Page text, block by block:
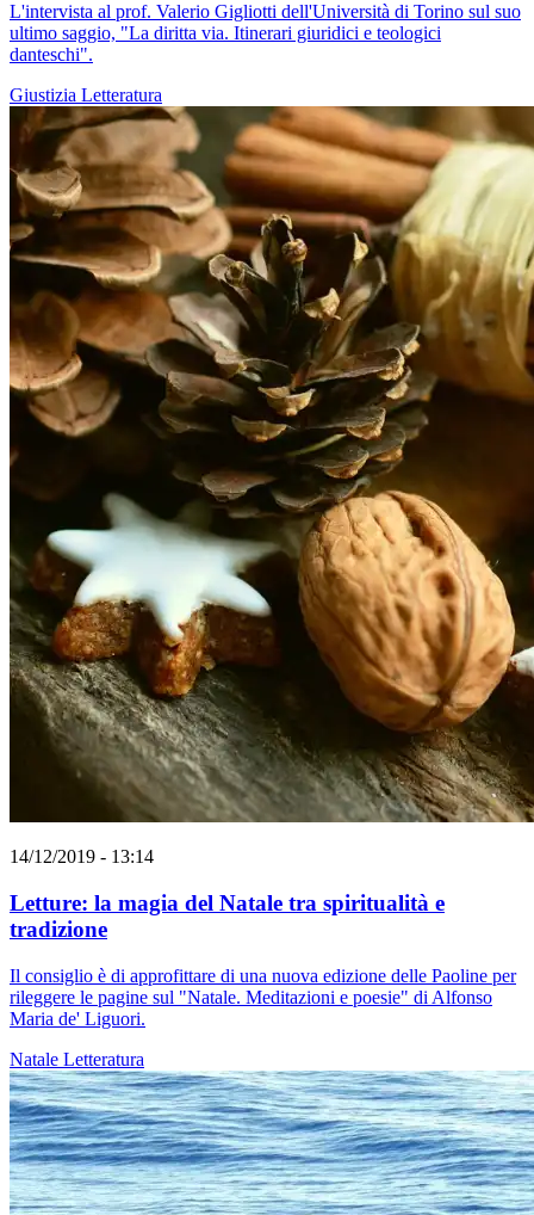
L'intervista al prof. Valerio Gigliotti dell'Università di Torino sul suo
ultimo saggio, "La diritta via. Itinerari giuridici e teologici
danteschi".
Giustizia Letteratura
14/12/2019 - 13:14
Letture: la magia del Natale tra spiritualità e
tradizione
Il consiglio è di approfittare di una nuova edizione delle Paoline per
rileggere le pagine sul "Natale. Meditazioni e poesie" di Alfonso
Maria de' Liguori.
Natale Letteratura